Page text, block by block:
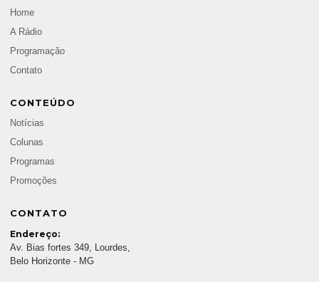
Home
A Rádio
Programação
Contato
CONTEÚDO
Notícias
Colunas
Programas
Promoções
CONTATO
Endereço:
Av. Bias fortes 349, Lourdes,
Belo Horizonte - MG